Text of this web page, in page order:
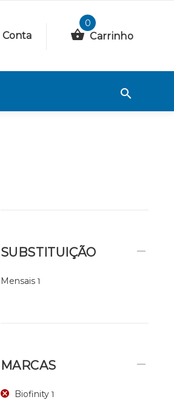
Conta
0
Carrinho
SUBSTITUIÇÃO
Mensais 1
MARCAS
Biofinity 1